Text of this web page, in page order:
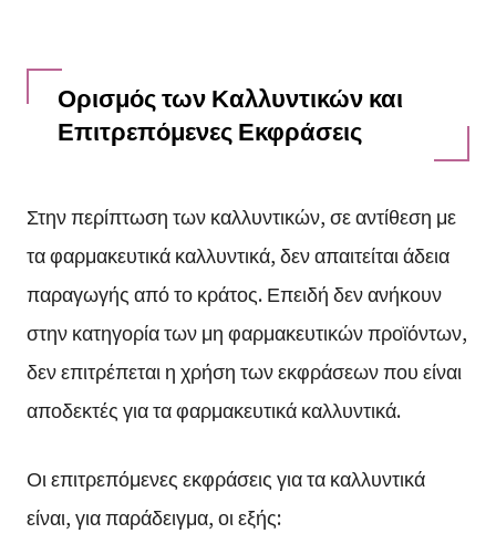
Ορισμός των Καλλυντικών και
Επιτρεπόμενες Εκφράσεις
Στην περίπτωση των καλλυντικών, σε αντίθεση με
τα φαρμακευτικά καλλυντικά, δεν απαιτείται άδεια
παραγωγής από το κράτος. Επειδή δεν ανήκουν
στην κατηγορία των μη φαρμακευτικών προϊόντων,
δεν επιτρέπεται η χρήση των εκφράσεων που είναι
αποδεκτές για τα φαρμακευτικά καλλυντικά.
Οι επιτρεπόμενες εκφράσεις για τα καλλυντικά
είναι, για παράδειγμα, οι εξής: